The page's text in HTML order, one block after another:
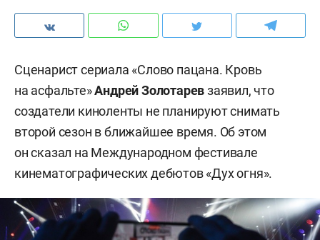
Сценарист сериала «Слово пацана. Кровь
на асфальте»Андрей Золотаревзаявил, что
создатели киноленты не планируют снимать
второй сезон в ближайшее время. Об этом
он сказал на Международном фестивале
кинематографических дебютов «Дух огня».